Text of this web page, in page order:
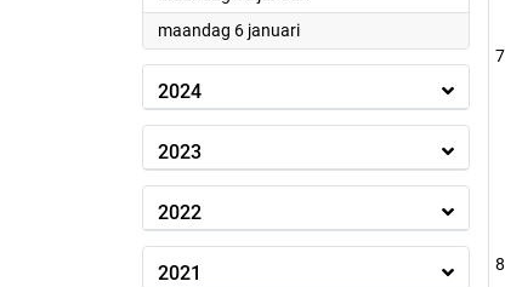
maandag 6 januari2025
2024
2023
2022
2021